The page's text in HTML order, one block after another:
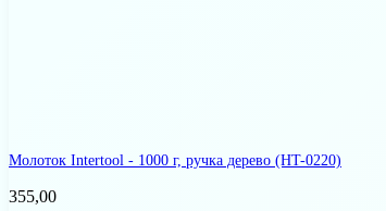
Молоток Intertool - 1000 г, ручка дерево (HT-0220)
355,00